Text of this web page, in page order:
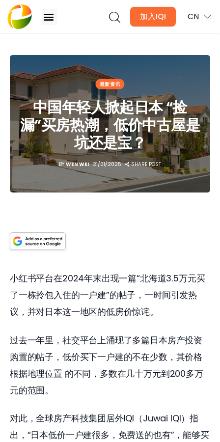
加入IQI CN
文章
月讯
数位媒体
房产入门
全球市场洞察
最新资讯
中国年轻人掀起日本 “捡
漏”买房热潮，低价中古屋是
坑还是宝？
BY WEN WEI 21/01/2025 SHARE POST
小红书平台在2024年末出现一篇“北海道3.5万元买
了一栋拎包入住的一户建”的帖子，一时间引发热
议，并对日本这一地区的低房价惊诧。
过去一年里，社交平台上涌现了多篇日本房产投资
购置的帖子，低价买下一户建的不在少数，其价格
根据地理位置 的不同，多数在几十万元到200多万
元的范围。
对此，全球房产科技集团居外IQI（Juwai IQI）指
出，“日本低价一户建很多，免费送的也有”，能够买